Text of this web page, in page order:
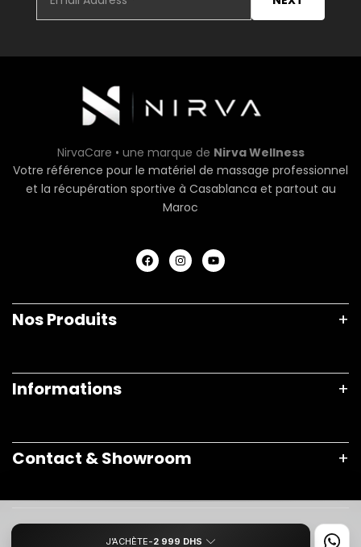
J’ACHÈTE 2 999 DHS
NirvaCare • une marque de Nirva Wellness
Votre référence pour le matériel de massage professionnel
et la récupération sportive à Casablanca et partout au
Maroc
Nos Produits
Informations
Contact & Showroom